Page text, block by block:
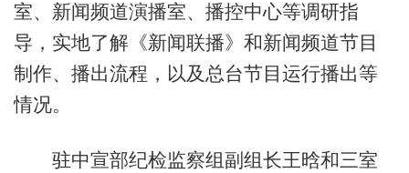
室、新闻频道演播室、播控中心等调研指
导，实地了解《新闻联播》和新闻频道节目
制作、播出流程，以及总台节目运行播出等
情况。
驻中宣部纪检监察组副组长王晗和三室